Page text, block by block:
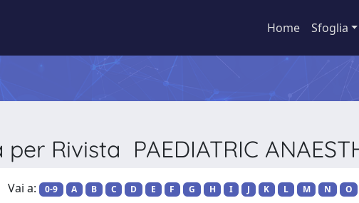
Home Sfoglia
Rivista PAEDIATRIC
Vai a: 0-9 A B C D E F G H I J K L M N O